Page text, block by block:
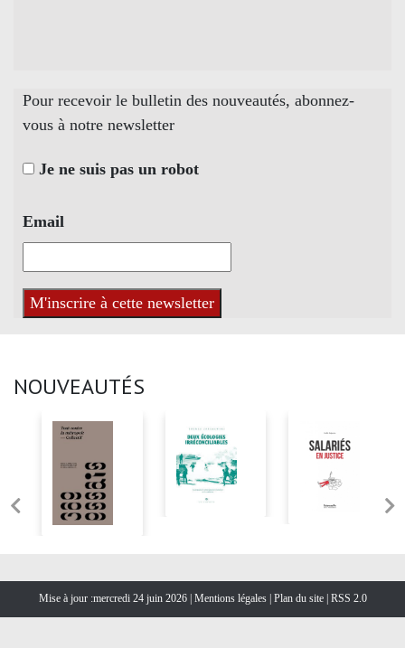
Pour recevoir le bulletin des nouveautés, abonnez-
vous à notre newsletter
Je ne suis pas un robot
Email
NOUVEAUTÉS
Mise à jour :mercredi 24 juin 2026 | Mentions légales Plan du site RSS 2.0